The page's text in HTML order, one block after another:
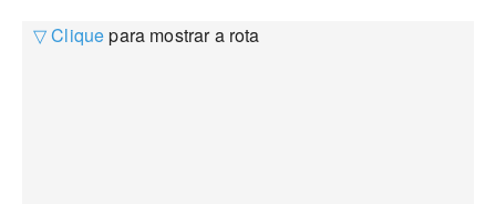
▽ Cliquepara mostrar a rota